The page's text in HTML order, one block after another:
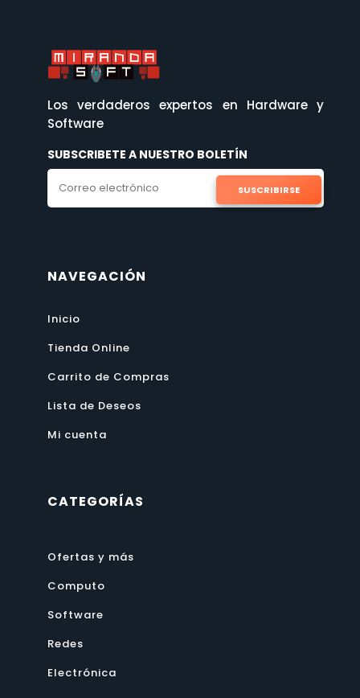
Los verdaderos expertos en Hardware y
Software
SUBSCRIBETE A NUESTRO BOLETÍN
SUSCRIBIRSE
NAVEGACIÓN
Inicio
Tienda Online
Carrito de Compras
Lista de Deseos
Mi cuenta
CATEGORÍAS
Ofertas y más
Computo
Software
Redes
Electrónica